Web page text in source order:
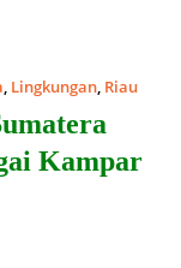
, Lingkungan, Riau
Kampar